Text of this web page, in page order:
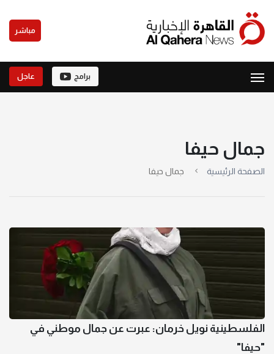
مباشر
برامج عاجل
جمال حيفا
الصفحة الرئيسية جمال حيفا
الفلسطينية نويل خرمان: عبرت عن جمال موطني في
"حيفا"